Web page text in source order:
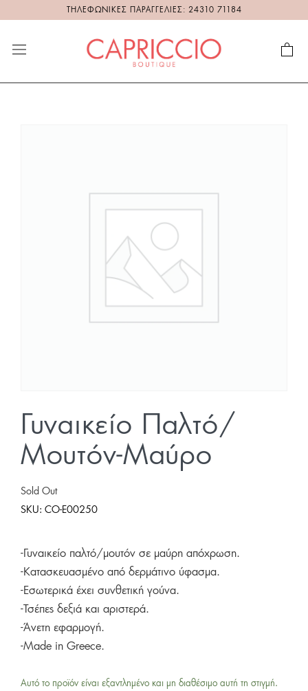
ΤΗΛΕΦΩΝΙΚΕΣ ΠΑΡΑΓΓΕΛΙΕΣ: 24310 71184
Γυναικείο Παλτό/
Μουτόν-Μαύρο
Sold Out
SKU: CO-E00250
-Γυναικείο παλτό/μουτόν σε μαύρη απόχρωση.
-Κατασκευασμένο από δερμάτινο ύφασμα.
-Εσωτερικά έχει συνθετική γούνα.
-Τσέπες δεξιά και αριστερά.
-Άνετη εφαρμογή.
-Made in Greece.
Αυτό το προϊόν είναι εξαντλημένο και μη διαθέσιμο αυτή τη στιγμή.